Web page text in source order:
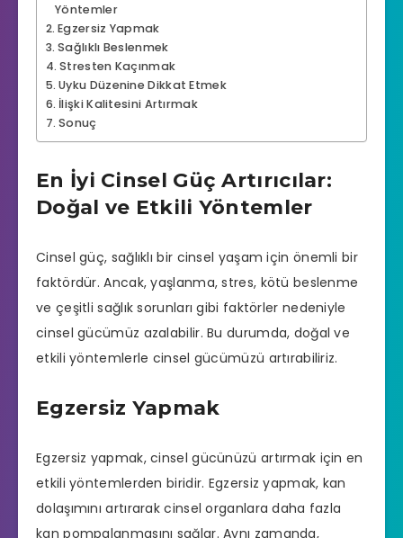
Yöntemler
Egzersiz Yapmak
Sağlıklı Beslenmek
Stresten Kaçınmak
Uyku Düzenine Dikkat Etmek
İlişki Kalitesini Artırmak
Sonuç
En İyi Cinsel Güç Artırıcılar:
Doğal ve Etkili Yöntemler
Cinsel güç, sağlıklı bir cinsel yaşam için önemli bir
faktördür. Ancak, yaşlanma, stres, kötü beslenme
ve çeşitli sağlık sorunları gibi faktörler nedeniyle
cinsel gücümüz azalabilir. Bu durumda, doğal ve
etkili yöntemlerle cinsel gücümüzü artırabiliriz.
Egzersiz Yapmak
Egzersiz yapmak, cinsel gücünüzü artırmak için en
etkili yöntemlerden biridir. Egzersiz yapmak, kan
dolaşımını artırarak cinsel organlara daha fazla
kan pompalanmasını sağlar. Aynı zamanda,